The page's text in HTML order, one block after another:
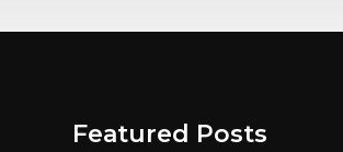
Featured Posts